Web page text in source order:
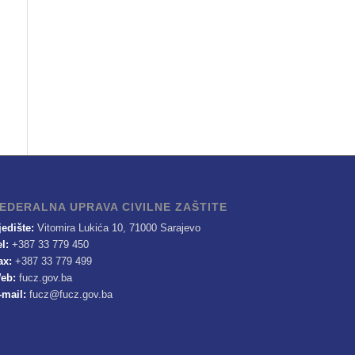
UPRAVA CIVILNE ZAŠTITE
Vitomira Lukića 10, 71000 Sarajevo
+387 33 779 450
+387 33 779 499
fucz.gov.ba
mail: fucz@fucz.gov.ba